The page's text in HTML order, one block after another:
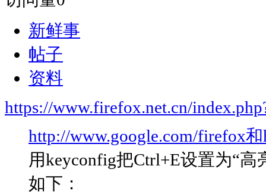
新鲜事
帖子
资料
https://www.firefox.net.cn/
http://www.google.com/firefox
用keyconfig把Ctrl+E设置为“
如下：